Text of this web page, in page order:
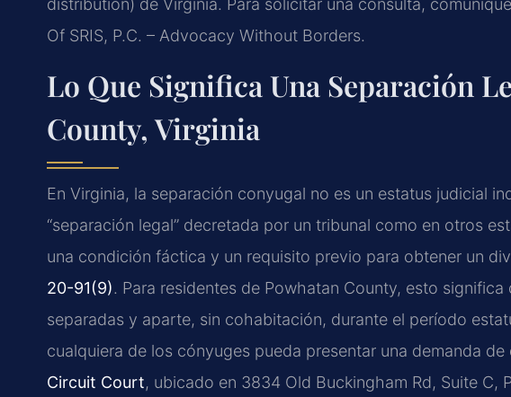
distribution) de Virginia. Para solicitar una consulta,
Of SRIS, P.C. – Advocacy Without Borders.
Lo Que Significa Una Separación
County, Virginia
En Virginia, la separación conyugal no es un estatus judicial
“separación legal” decretada por un tribunal como en otros
una condición fáctica y un requisito previo para obtener un
20-91(9). Para residentes de Powhatan County, esto
separadas y aparte, sin cohabitación, durante el período
cualquiera de los cónyuges pueda presentar una demanda
Circuit Court, ubicado en 3834 Old Buckingham Rd, Suite C,